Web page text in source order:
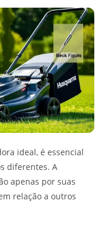
ideal, é essencial
diferentes. A
apenas por suas
relação a outros